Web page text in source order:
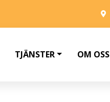
TJÄNSTER OM OSS